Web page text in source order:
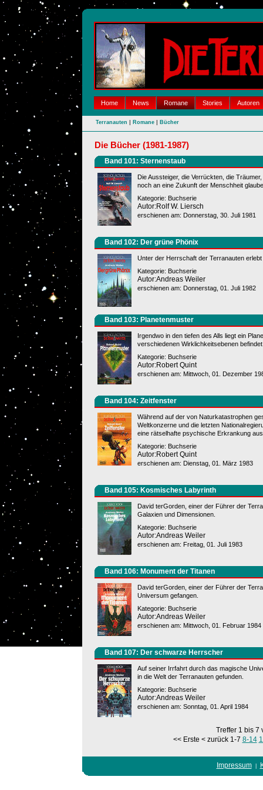
Home News Romane Stories Autoren
Terranauten | Romane | Bücher
Die Bücher (1981-1987)
Band 101: Sternenstaub
Die Aussteiger, die Verrückten, die
noch an eine Zukunft der Menschheit
Kategorie: Buchserie
Autor:Rolf W. Liersch
erschienen am: Donnerstag, 30. Juli 1981
Band 102: Der grüne Phönix
Unter der Herrschaft der Terranauten
Kategorie: Buchserie
Autor:Andreas Weiler
erschienen am: Donnerstag, 01. Juli 1982
Band 103: Planetenmuster
Irgendwo in den tiefen des Alls liegt ein
verschiedenen Wirklichkeitsebenen
Kategorie: Buchserie
Autor:Robert Quint
erschienen am: Mittwoch, 01. Dezember
Band 104: Zeitfenster
Während auf der von Naturkatastrophen
Weltkonzerne und die letzten
eine rätselhafte psychische Erkrankung
Kategorie: Buchserie
Autor:Robert Quint
erschienen am: Dienstag, 01. März 1983
Band 105: Kosmisches Labyrinth
David terGorden, einer der Führer der
Galaxien und Dimensionen.
Kategorie: Buchserie
Autor:Andreas Weiler
erschienen am: Freitag, 01. Juli 1983
Band 106: Monument der Titanen
David terGorden, einer der Führer der
Universum gefangen.
Kategorie: Buchserie
Autor:Andreas Weiler
erschienen am: Mittwoch, 01. Februar 1984
Band 107: Der schwarze Herrscher
Auf seiner Irrfahrt durch das magische
in die Welt der Terranauten gefunden.
Kategorie: Buchserie
Autor:Andreas Weiler
erschienen am: Sonntag, 01. April 1984
Treffer 1 bis 7
<< Erste < zurück 1-7 8-14
Impressum